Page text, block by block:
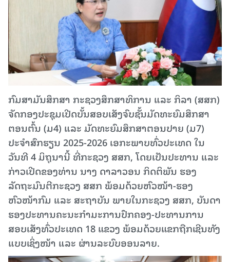
ກົມສາມັນສຶກສາ ກະຊວງສຶກສາທິການ ແລະ ກິລາ (ສສກ)
ຈັດກອງປະຊຸມເປີດບັ້ນສອບເສັງຈົບຊັ້ນມັດທະຍົມສຶກສາ
ຕອນຕົ້ນ (ມ4) ແລະ ມັດທະຍົມສຶກສາຕອນປາຍ (ມ7)
ປະຈຳສົກຮຽນ 2025-2026 ເອກະພາບທົ່ວປະເທດ ໃນ
ວັນທີ 4 ມິຖຸນານີ້ ທີ່ກະຊວງ ສສກ, ໂດຍເປັນປະທານ ແລະ
ກ່າວເປີດຂອງທ່ານ ນາງ ດາລາວອນ ກິດຕິພັນ ຮອງ
ລັດຖະມົນຕີກະຊວງ ສສກ ພ້ອມດ້ວຍຫົວໜ້າ-ຮອງ
ຫົວໜ້າກົມ ແລະ ສະຖາບັນ ພາຍໃນກະຊວງ ສສກ, ບັນດາ
ຮອງປະທານຄະນະກຳມະການປົກຄອງ-ປະທານການ
ສອບເສັງທົ່ວປະເທດ 18 ແຂວງ ພ້ອມດ້ວຍແຂກຖືກເຊີນທັງ
ແບບເຊິ່ງໜ້າ ແລະ ຜ່ານລະບົບອອນລາຍ.